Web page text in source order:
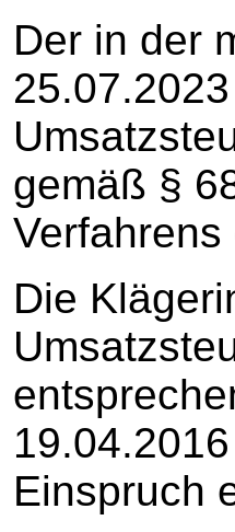
Der in der
gemäß §
Verfahrens
Die
Einspruch